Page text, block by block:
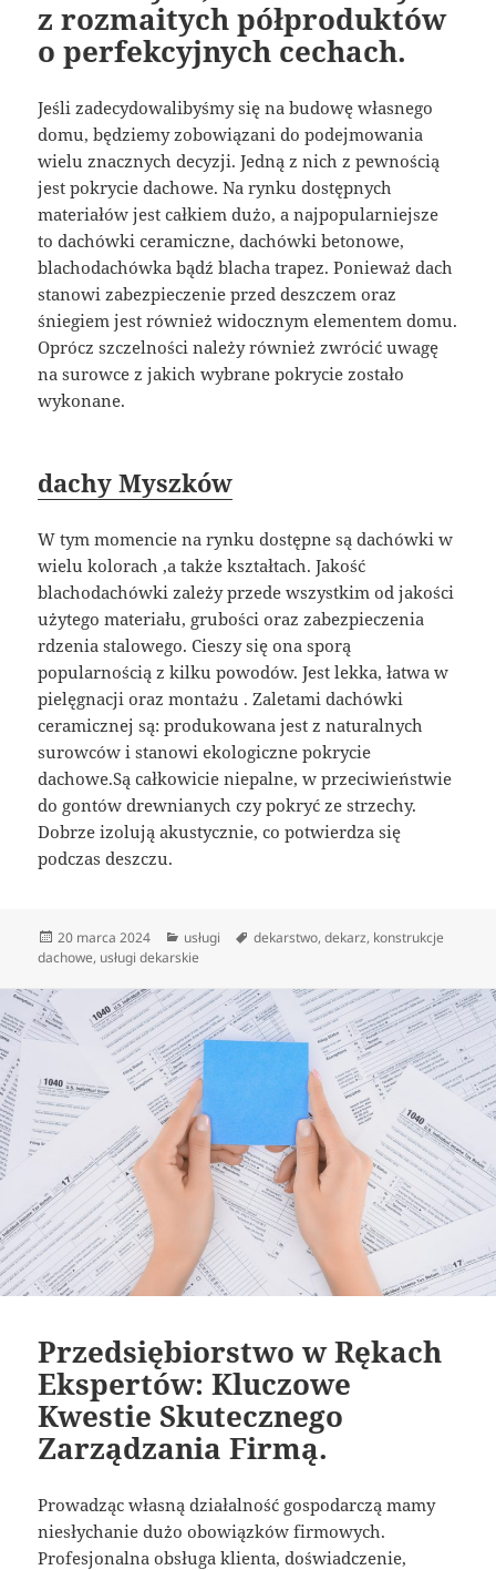
z rozmaitych półproduktów
o perfekcyjnych cechach.
Jeśli zadecydowalibyśmy się na budowę własnego
domu, będziemy zobowiązani do podejmowania
wielu znacznych decyzji. Jedną z nich z pewnością
jest pokrycie dachowe. Na rynku dostępnych
materiałów jest całkiem dużo, a najpopularniejsze
to dachówki ceramiczne, dachówki betonowe,
blachodachówka bądź blacha trapez. Ponieważ dach
stanowi zabezpieczenie przed deszczem oraz
śniegiem jest również widocznym elementem domu.
Oprócz szczelności należy również zwrócić uwagę
na surowce z jakich wybrane pokrycie zostało
wykonane.
dachy Myszków
W tym momencie na rynku dostępne są dachówki w
wielu kolorach ,a także kształtach. Jakość
blachodachówki zależy przede wszystkim od jakości
użytego materiału, grubości oraz zabezpieczenia
rdzenia stalowego. Cieszy się ona sporą
popularnością z kilku powodów. Jest lekka, łatwa w
pielęgnacji oraz montażu . Zaletami dachówki
ceramicznej są: produkowana jest z naturalnych
surowców i stanowi ekologiczne pokrycie
dachowe.Są całkowicie niepalne, w przeciwieństwie
do gontów drewnianych czy pokryć ze strzechy.
Dobrze izolują akustycznie, co potwierdza się
podczas deszczu.
Data
publikacji
20 marca 2024 Kategorie
usługi Tagi
dekarstwo,dekarz, konstrukcje
dachowe, usługi dekarskie
Przedsiębiorstwo w Rękach
Ekspertów: Kluczowe
Kwestie Skutecznego
Zarządzania Firmą.
Prowadząc własną działalność gospodarczą mamy
niesłychanie dużo obowiązków firmowych.
Profesjonalna obsługa klienta, doświadczenie,